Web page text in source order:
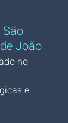
João
no
e